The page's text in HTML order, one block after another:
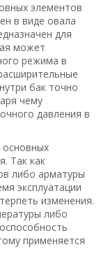
элементов
в виде овала
для
может
режима в
бак точно
чему
давления в
основных
Так как
либо арматуры
эксплуатации
изменения.
либо
применяется